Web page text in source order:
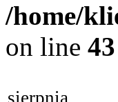
/home/
on line 43
sierpnia